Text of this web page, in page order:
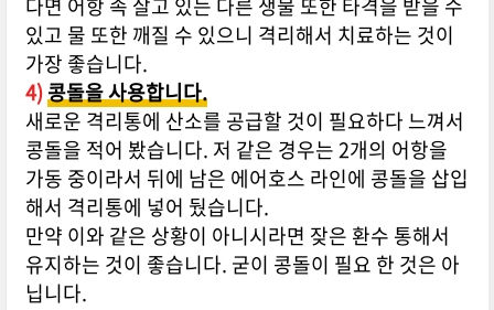
다면 어항 속 살고 있는 다른 생물 또한 타격을 받을 수
있고 물 또한 깨질 수 있으니 격리해서 치료하는 것이
가장 좋습니다.
4)콩돌을 사용합니다.
새로운 격리통에 산소를 공급할 것이 필요하다 느껴서
콩돌을 적어 봤습니다. 저 같은 경우는 2개의 어항을
가동 중이라서 뒤에 남은 에어호스 라인에 콩돌을 삽입
해서 격리통에 넣어 뒀습니다.
만약 이와 같은 상황이 아니시라면 잦은 환수 통해서
유지하는 것이 좋습니다. 굳이 콩돌이 필요 한 것은 아
닙니다.